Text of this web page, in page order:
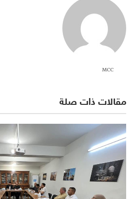
MCC
مقالات ذات صلة